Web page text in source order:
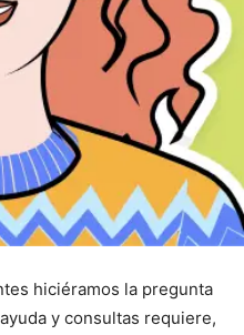
hiciéramos la pregunta
y consultas requiere,